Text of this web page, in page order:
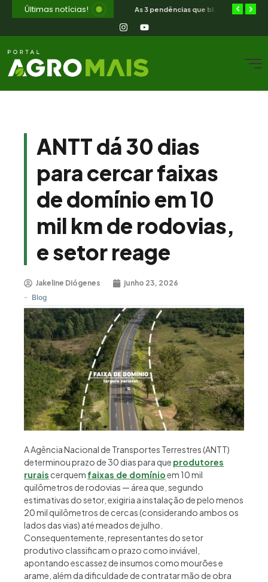
Últimas notícias!
ANTT dá 30 dias
para cercar faixas
de domínio em 10
mil km de rodovias,
e setor reage
Jakeline Diógenes junho 23, 2026
- Blog
A Agência Nacional de Transportes Terrestres (ANTT)
determinou prazo de 30 dias para que produtores
rurais cerquem faixas de domínioem 10 mil
quilômetros de rodovias — área que, segundo
estimativas do setor, exigiria a instalação de pelo menos
20 mil quilômetros de cercas (considerando ambos os
lados das vias) até meados de julho.
Consequentemente, representantes do setor
produtivo classificam o prazo como inviável,
apontando escassez de insumos como mourões e
arame, além da dificuldade de contratar mão de obra